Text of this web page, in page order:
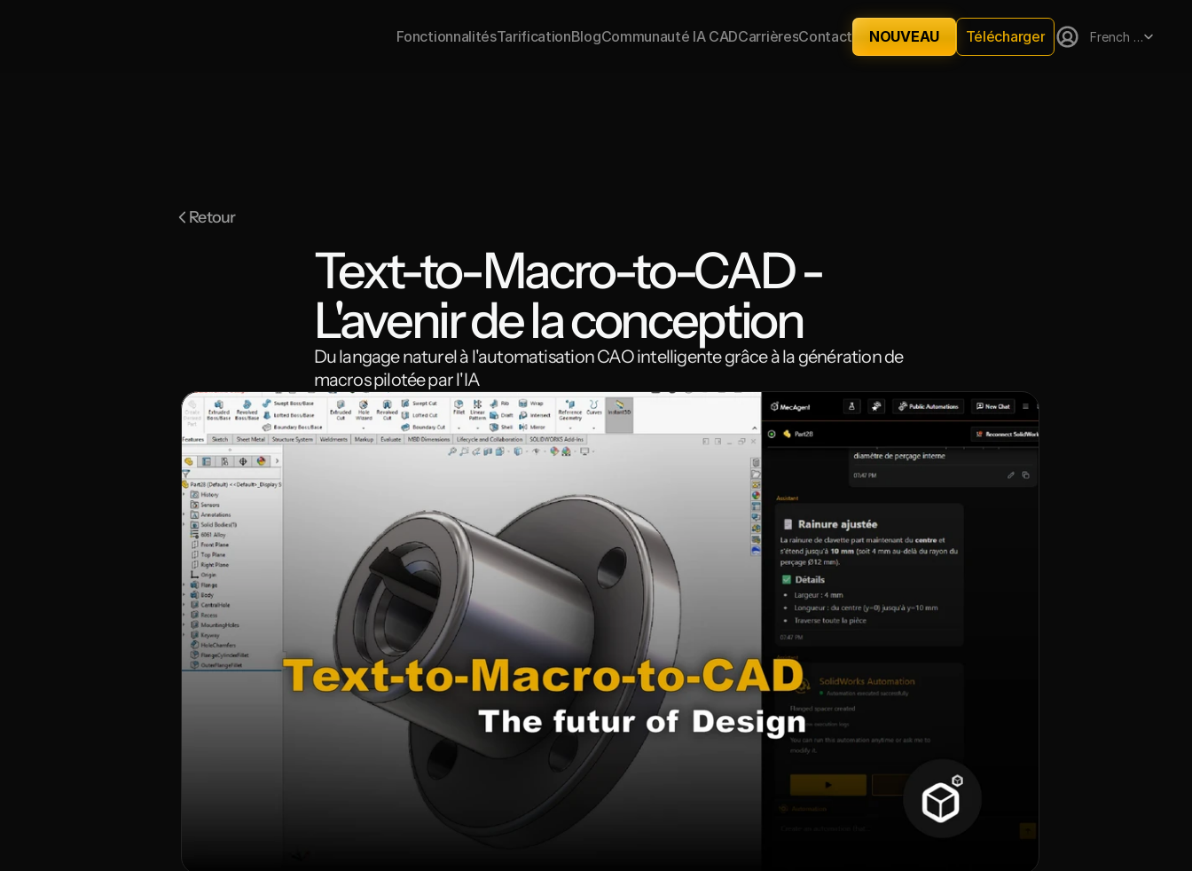
Retour
Text-to-Macro-to-CAD -
L'avenir de la conception
Du langage naturel à l'automatisation CAO intelligente grâce à la génération de
macros pilotée par l'IA
FonctionnalitésTarificationBlogCommunauté IA CADCarrièresContact NOUVEAU Télécharger French (France)